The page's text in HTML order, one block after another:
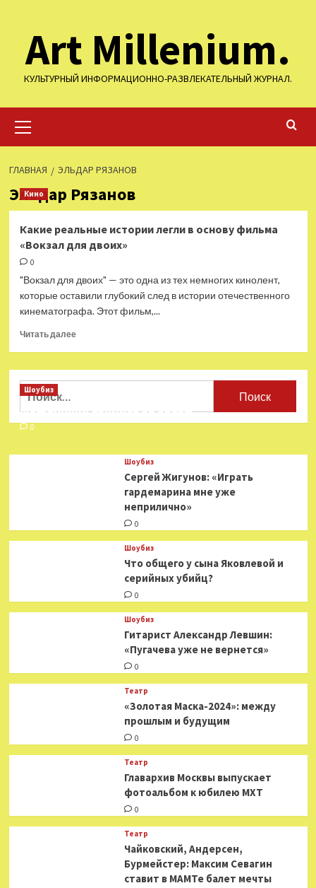
содержимому
Art Millenium.
КУЛЬТУРНЫЙ ИНФОРМАЦИОННО-РАЗВЛЕКАТЕЛЬНЫЙ ЖУРНАЛ.
меню
ГЛАВНАЯ ЭЛЬДАР РЯЗАНОВ
Эльдар Рязанов
Кино
Какие реальные истории легли в основу фильма
«Вокзал для двоих»
0
"Вокзал для двоих" — это одна из тех немногих кинолент,
которые оставили глубокий след в истории отечественного
кинематографа. Этот фильм,...
Читать далееПрочитать
Какие
легли
в основу
«Вокзал
Найти:
Шоубиз
Мошенники взялись за звезд
0
Шоубиз
Сергей Жигунов: «Играть
гардемарина мне уже
неприлично»
0
Шоубиз
Что общего у сына Яковлевой и
серийных убийц?
0
Шоубиз
Гитарист Александр Левшин:
«Пугачева уже не вернется»
0
Театр
«Золотая Маска-2024»: между
прошлым и будущим
0
Театр
​​Главархив Москвы выпускает
фотоальбом к юбилею МХТ
0
Театр
​​Чайковский, Андерсен,
Бурмейстер: Максим Севагин
ставит в МАМТе балет мечты